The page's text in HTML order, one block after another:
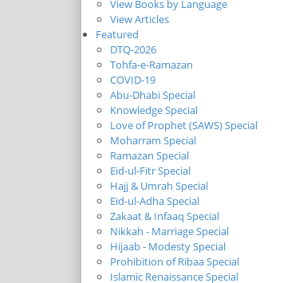
View Books by Language
View Articles
Featured
DTQ-2026
Tohfa-e-Ramazan
COVID-19
Abu-Dhabi Special
Knowledge Special
Love of Prophet (SAWS) Special
Moharram Special
Ramazan Special
Eid-ul-Fitr Special
Hajj & Umrah Special
Eid-ul-Adha Special
Zakaat & Infaaq Special
Nikkah - Marriage Special
Hijaab - Modesty Special
Prohibition of Ribaa Special
Islamic Renaissance Special